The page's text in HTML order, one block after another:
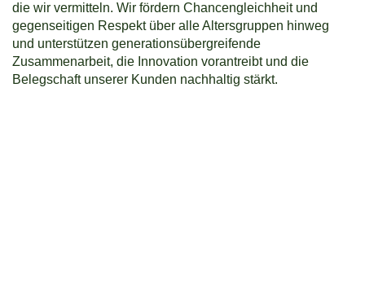
die wir vermitteln. Wir fördern Chancengleichheit und
gegenseitigen Respekt über alle Altersgruppen hinweg
und unterstützen generationsübergreifende
Zusammenarbeit, die Innovation vorantreibt und die
Belegschaft unserer Kunden nachhaltig stärkt.